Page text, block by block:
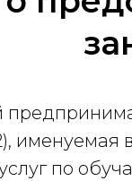
именуемая
по